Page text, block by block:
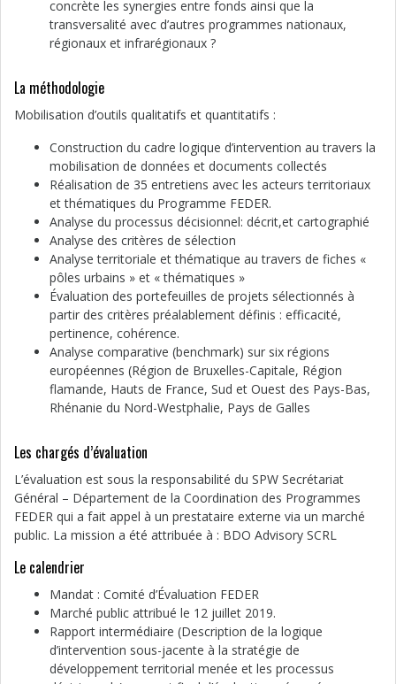
concrète les synergies entre fonds ainsi que la
transversalité avec d’autres programmes nationaux,
régionaux et infrarégionaux ?
La méthodologie
Mobilisation d’outils qualitatifs et quantitatifs :
Construction du cadre logique d’intervention au travers la
mobilisation de données et documents collectés
Réalisation de 35 entretiens avec les acteurs territoriaux
et thématiques du Programme FEDER.
Analyse du processus décisionnel: décrit,et cartographié
Analyse des critères de sélection
Analyse territoriale et thématique au travers de fiches «
pôles urbains » et « thématiques »
Évaluation des portefeuilles de projets sélectionnés à
partir des critères préalablement définis : efficacité,
pertinence, cohérence.
Analyse comparative (benchmark) sur six régions
européennes (Région de Bruxelles-Capitale, Région
flamande, Hauts de France, Sud et Ouest des Pays-Bas,
Rhénanie du Nord-Westphalie, Pays de Galles
Les chargés d’évaluation
L’évaluation est sous la responsabilité du SPW Secrétariat
Général – Département de la Coordination des Programmes
FEDER qui a fait appel à un prestataire externe via un marché
public. La mission a été attribuée à : BDO Advisory SCRL
Le calendrier
Mandat : Comité d’Évaluation FEDER
Marché public attribué le 12 juillet 2019.
Rapport intermédiaire (Description de la logique
d’intervention sous-jacente à la stratégie de
développement territorial menée et les processus